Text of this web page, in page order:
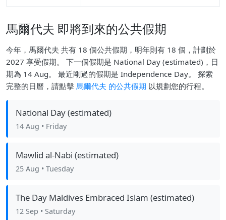
馬爾代夫 即將到來的公共假期
今年，馬爾代夫 共有 18 個公共假期，明年則有 18 個，計劃於
2027 享受假期。 下一個假期是 National Day (estimated)，日
期為 14 Aug。 最近剛過的假期是 Independence Day。 探索
完整的日曆，請點擊 馬爾代夫 的公共假期 以規劃您的行程。
National Day (estimated)
14 Aug • Friday
Mawlid al-Nabi (estimated)
25 Aug • Tuesday
The Day Maldives Embraced Islam (estimated)
12 Sep • Saturday